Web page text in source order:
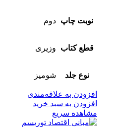
نوبت چاپ دوم
قطع کتاب وزیری
نوع جلد شومیز
افزودن به علاقه‌مندی
افزودن به سبد خرید
مشاهده سریع